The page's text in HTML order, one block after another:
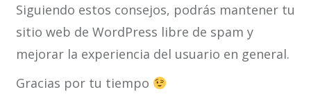
Siguiendo estos consejos, podrás mantener tu
sitio web de WordPress libre de spam y
mejorar la experiencia del usuario en general.
Gracias por tu tiempo